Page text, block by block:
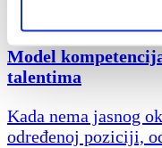
Model
talentima
Kada nema jasnog
određenoj poziciji,